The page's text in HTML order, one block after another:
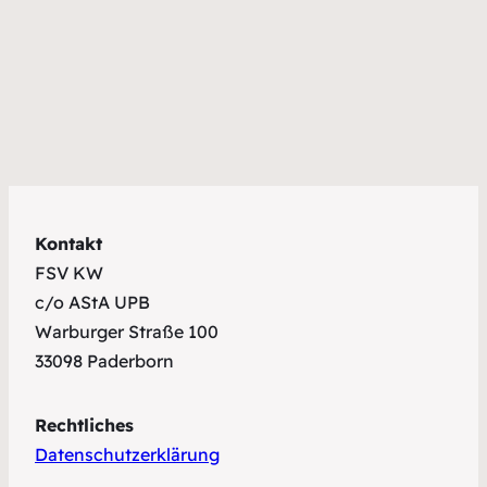
Kontakt
FSV KW
c/o AStA UPB
Warburger Straße 100
33098 Paderborn
Rechtliches
Datenschutzerklärung